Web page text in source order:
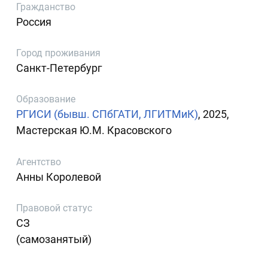
Гражданство
Россия
Город проживания
Санкт-Петербург
Образование
РГИСИ (бывш. СПбГАТИ, ЛГИТМиК), 2025,
Мастерская Ю.М. Красовского
Агентство
Анны Королевой
Правовой статус
СЗ
(самозанятый)